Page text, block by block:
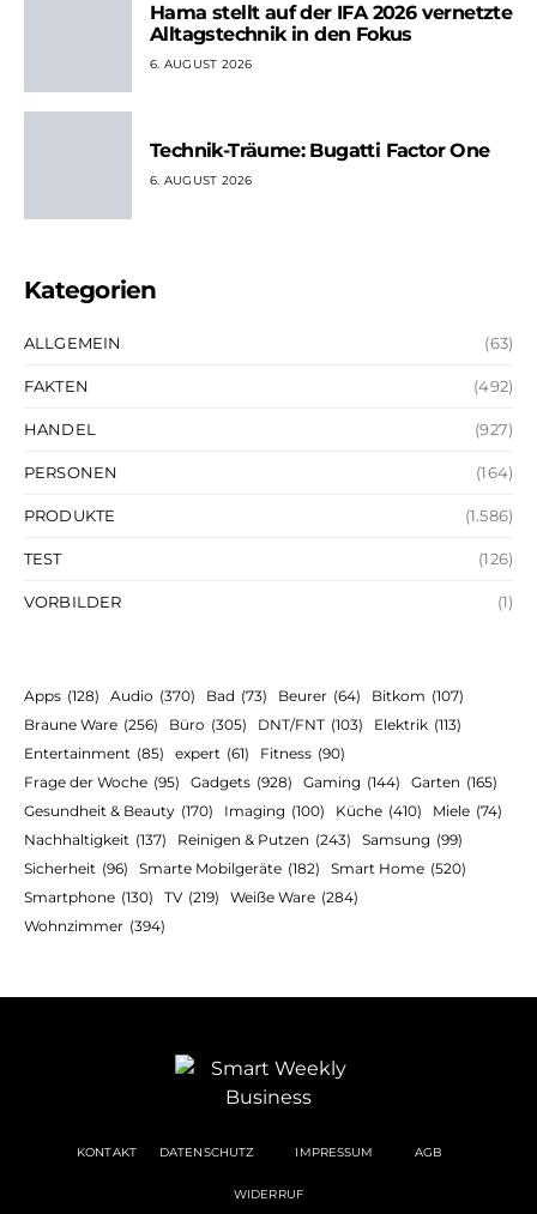
Hama stellt auf der IFA 2026 vernetzte
Alltagstechnik in den Fokus
6. AUGUST 2026
Technik-Träume: Bugatti Factor One
6. AUGUST 2026
Kategorien
ALLGEMEIN (63)
FAKTEN (492)
HANDEL (927)
PERSONEN (164)
PRODUKTE (1.586)
TEST (126)
VORBILDER (1)
Apps (128) Audio (370) Bad (73) Beurer (64) Bitkom (107)
Braune Ware (256) Büro (305) DNT/FNT (103) Elektrik (113)
Entertainment (85) expert (61) Fitness (90)
Frage der Woche (95) Gadgets (928) Gaming (144) Garten (165)
Gesundheit & Beauty (170) Imaging (100) Küche (410) Miele (74)
Nachhaltigkeit (137) Reinigen & Putzen (243) Samsung (99)
Sicherheit (96) Smarte Mobilgeräte (182) Smart Home (520)
Smartphone (130) TV (219) Weiße Ware (284)
Wohnzimmer (394)
KONTAKT DATENSCHUTZ IMPRESSUM AGB
WIDERRUF